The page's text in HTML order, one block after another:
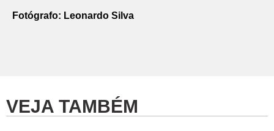
Fotógrafo: Leonardo Silva
VEJA TAMBÉM